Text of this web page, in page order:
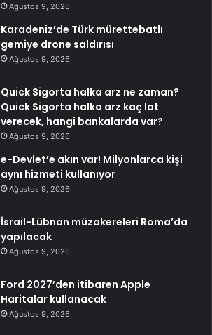
Ağustos 9, 2026
Karadeniz’de Türk mürettebatlı
gemiye drone saldırısı
Ağustos 9, 2026
Quick Sigorta halka arz ne zaman?
Quick Sigorta halka arz kaç lot
verecek, hangi bankalarda var?
Ağustos 9, 2026
e-Devlet’e akın var! Milyonlarca kişi
aynı hizmeti kullanıyor
Ağustos 9, 2026
İsrail-Lübnan müzakereleri Roma’da
yapılacak
Ağustos 9, 2026
Ford 2027’den itibaren Apple
Haritalar kullanacak
Ağustos 9, 2026